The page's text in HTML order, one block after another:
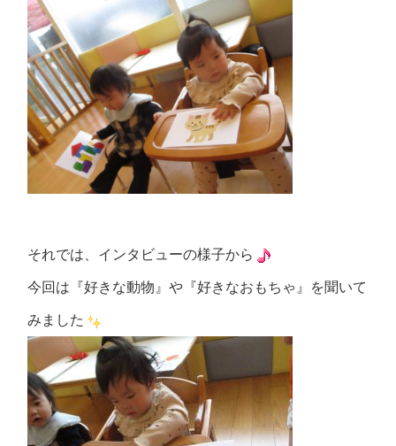
それでは、インタビューの様子から
今回は『好きな動物』や『好きなおもちゃ』を聞いて
みました